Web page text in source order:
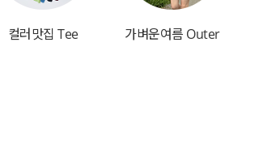
컬러맛집 Tee 가벼운여름 Outer